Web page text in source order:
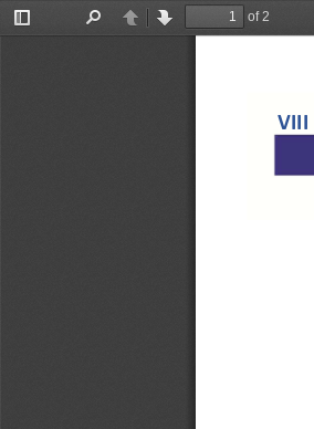
Toggle
PreviousNext
of 2
VIII